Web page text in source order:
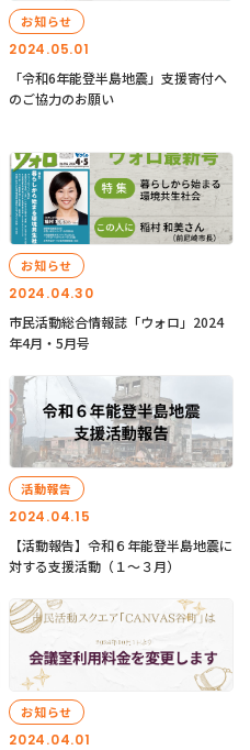
2024.05.01
お知らせ
「令和6年能登半島地震」支援寄付へ
のご協力のお願い
2024.04.30
お知らせ
市民活動総合情報誌「ウォロ」2024
年4月・5月号
2024.04.15
活動報告
【活動報告】令和６年能登半島地震に
対する支援活動（１〜３月）
2024.04.01
お知らせ